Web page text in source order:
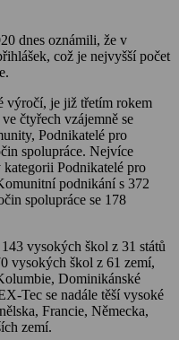
dnes oznámili, že v
což je nejvyšší počet
výročí, je již třetím rokem
čtyřech vzájemně se
Podnikatelé pro
spolupráce. Nejvíce
Podnikatelé pro
podnikání s 372
spolupráce se 178
vysokých škol z 31 států
vysokých škol z 61 zemí,
Dominikánské
Tec se nadále těší vysoké
Francie, Německa,
zemí.